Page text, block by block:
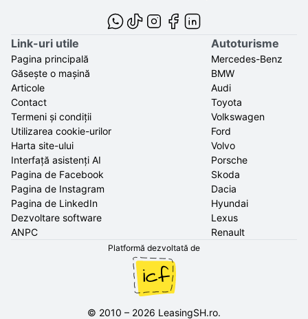
Link-uri utile
Pagina principală
Găsește o mașină
Articole
Contact
Termeni și condiții
Utilizarea cookie-urilor
Harta site-ului
Interfață asistenți AI
Pagina de Facebook
Pagina de Instagram
Pagina de LinkedIn
Dezvoltare software
ANPC
Autoturisme
Mercedes-Benz
BMW
Audi
Toyota
Volkswagen
Ford
Volvo
Porsche
Skoda
Dacia
Hyundai
Lexus
Renault
Platformă dezvoltată de
© 2010 – 2026 LeasingSH.ro.